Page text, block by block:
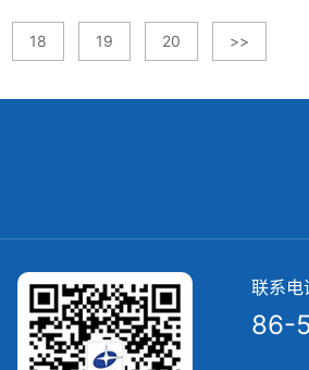
18 19 20 >>
联系电
86-